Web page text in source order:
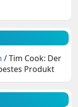
/Tim Cook: Der
Produkt